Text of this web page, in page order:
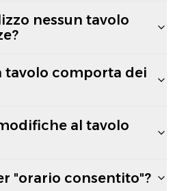
nessun tavolo
tavolo comporta dei
al tavolo
"orario consentito"?